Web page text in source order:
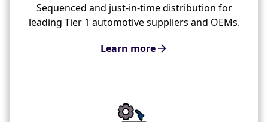
Sequenced and just-in-time distribution for
leading Tier 1 automotive suppliers and OEMs.
Learn more